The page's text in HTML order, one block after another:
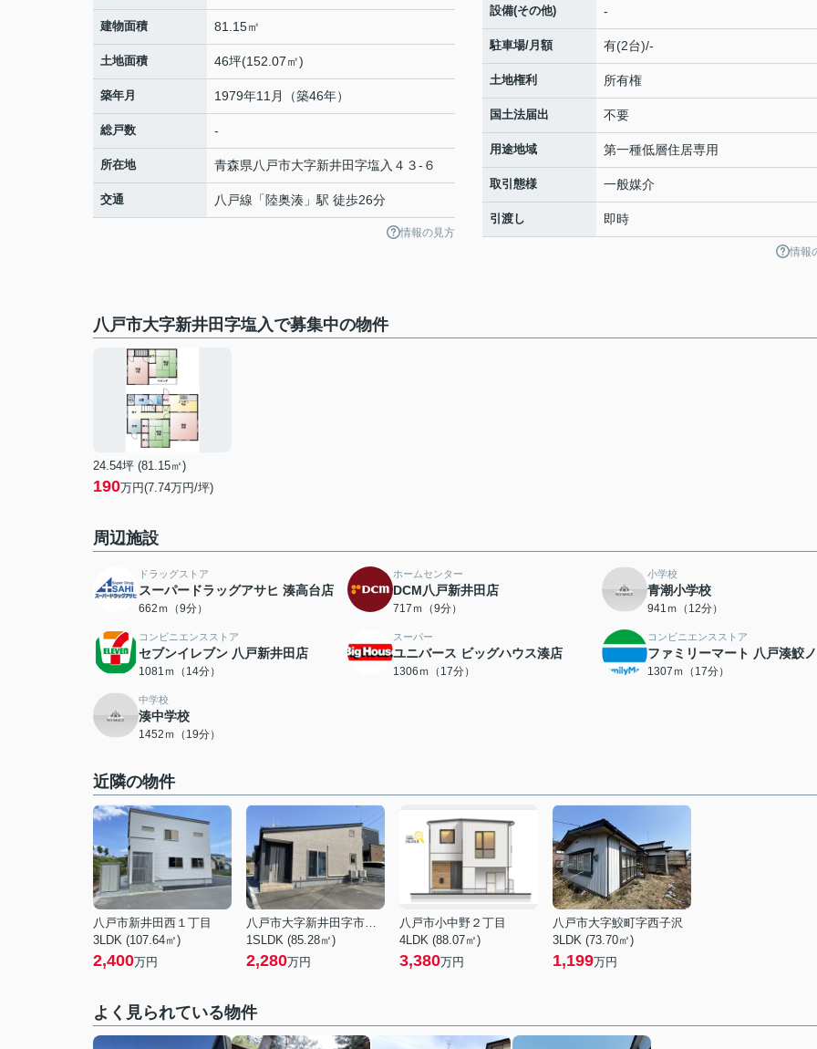
建物面積 81.15㎡
土地面積 46坪(152.07㎡)
築年月 1979年11月（築46年）
総戸数 -
所在地 青森県八戸市大字新井田字塩入４３‐６
交通 八戸線 「陸奥湊 」駅 徒歩26分
情報の見方
設備(その他) -
駐車場/月額 有(2台)/-
土地権利 所有権
国土法届出 不要
用途地域 第一種低層住居専用
取引態様 一般媒介
引渡し 即時
情報
八戸市大字新井田字塩入で募集中の物件
24.54坪 (81.15㎡)
190万円(7.74万円/坪)
周辺施設
ドラッグストア
スーパードラッグアサヒ 湊高台店
662ｍ（9分）
ホームセンター
DCM八戸新井田店
717ｍ（9分）
小学校
青潮小学校
941ｍ（12分）
コンビニエンスストア
セブンイレブン 八戸新井田店
1081ｍ（14分）
スーパー
ユニバース ビッグハウス湊店
1306ｍ（17分）
コンビニエンスストア
ファミリーマート 八戸湊鮫
1307ｍ（17分）
中学校
湊中学校
1452ｍ（19分）
近隣の物件
八戸市新井田西１丁目
3LDK (107.64㎡)
2,400万円
八戸市大字新井田字市子林
1SLDK (85.28㎡)
2,280万円
八戸市小中野２丁目
4LDK (88.07㎡)
3,380万円
八戸市大字鮫町字西子沢
3LDK (73.70㎡)
1,199万円
よく見られている物件